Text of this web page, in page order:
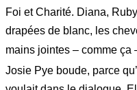
Foi et Charité. Diana,
drapées de blanc, les
mains jointes – comme ça
Josie Pye boude, parce